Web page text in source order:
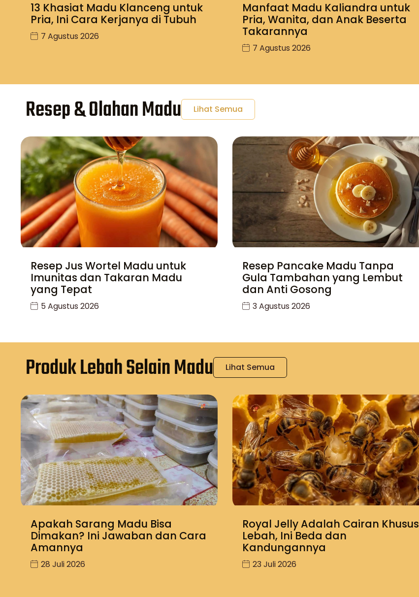
13 Khasiat Madu Klanceng untuk
Pria, Ini Cara Kerjanya di Tubuh
7 Agustus 2026
Manfaat Madu Kaliandra untuk
Pria, Wanita, dan Anak Beserta
Takarannya
7 Agustus 2026
Resep & Olahan Madu Lihat Semua
Resep Jus Wortel Madu untuk
Imunitas dan Takaran Madu
yang Tepat
5 Agustus 2026
Resep Pancake Madu Tanpa
Gula Tambahan yang Lembut
dan Anti Gosong
3 Agustus 2026
Produk Lebah Selain Madu Lihat Semua
Apakah Sarang Madu Bisa
Dimakan? Ini Jawaban dan Cara
Amannya
28 Juli 2026
Royal Jelly Adalah Cairan Khusus
Lebah, Ini Beda dan
Kandungannya
23 Juli 2026